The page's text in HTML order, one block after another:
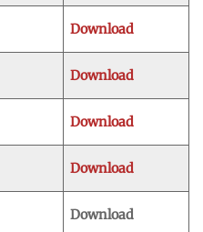
Download
Download
Download
Download
Download